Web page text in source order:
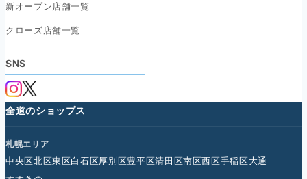
新オープン店舗一覧
クローズ店舗一覧
SNS
全道のショップス
札幌エリア
中央区北区東区白石区厚別区豊平区清田区南区西区手稲区大通